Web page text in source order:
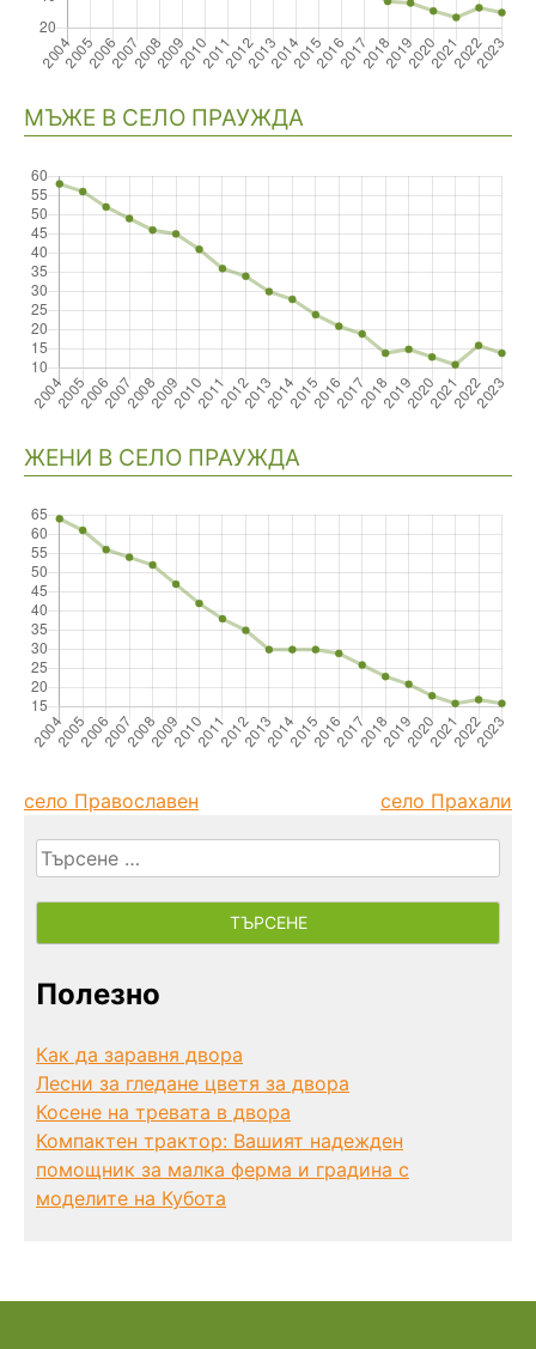
МЪЖЕ В СЕЛО ПРАУЖДА
ЖЕНИ В СЕЛО ПРАУЖДА
село Православен село Прахали
Търсене
за:
Полезно
Как да заравня двора
Лесни за гледане цветя за двора
Косене на тревата в двора
Компактен трактор: Вашият надежден
помощник за малка ферма и градина с
моделите на Кубота